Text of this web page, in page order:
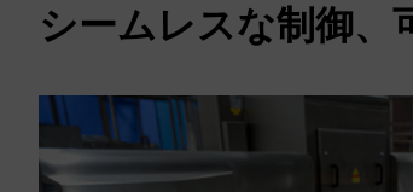
シームレスな制御、